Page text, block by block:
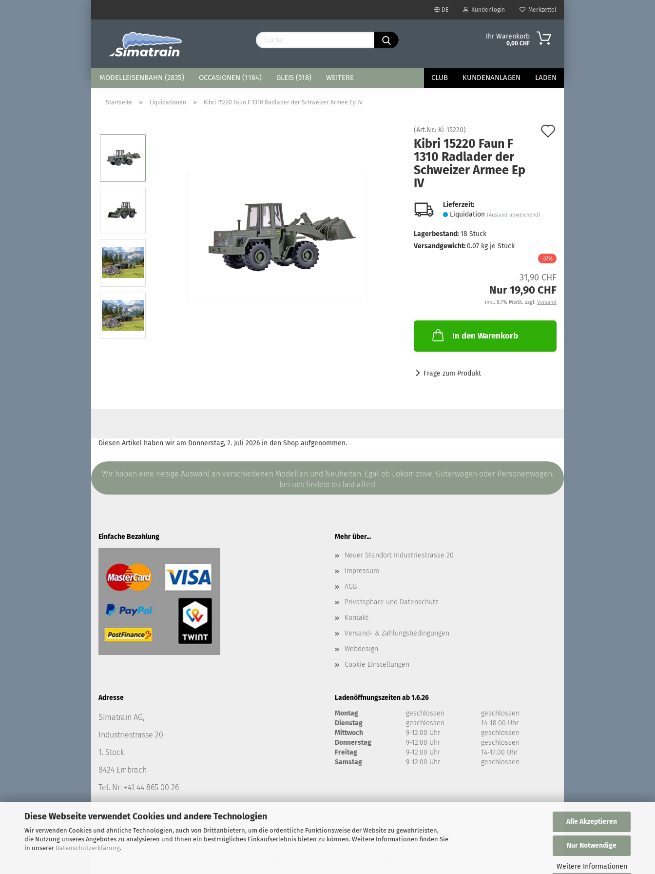
Diese Webseite verwendet Cookies und andere Technologien
Wir verwenden Cookies und ähnliche Technologien, auch von Drittanbietern, um die ordentliche Funktionsweise der Website zu gewährleisten,
die Nutzung unseres Angebotes zu analysieren und Ihnen ein bestmögliches Einkaufserlebnis bieten zu können. Weitere Informationen finden Sie
in unserer Datenschutzerklärung.
Alle Akzeptieren
Nur Notwendige
Weitere Informationen
DE
Sprache auswählen
Kundenlogin
Passwort vergessen?
Merkzettel
Ihr Warenkorb
0,00 CHF
MODELLEISENBAHN (2835) OCCASIONEN (1164) GLEIS (518) CLUB KUNDENANLAGEN LADEN
WEITERE
Startseite » Liquidationen » Kibri 15220 Faun F 1310 Radlader der Schweizer Armee Ep IV
(Art.Nr.: Ki-15220)
Kibri 15220 Faun F
1310 Radlader der
Schweizer Armee Ep
IV
Lieferzeit:
Liquidation (Ausland abweichend)
Lagerbestand: 18 Stück
Versandgewicht:0.07kg je Stück
-37%
31,90 CHF
Nur 19,90 CHF
inkl. 8.1% MwSt. zzgl. Versand
In den Warenkorb
Frage zum Produkt
Diesen Artikel haben wir am Donnerstag, 2. Juli 2026 in den Shop aufgenommen.
Wir haben eine riesige Auswahl an verschiedenen Modellen und Neuheiten. Egal ob Lokomotive, Güterwagen oder Personenwagen,
bei uns findest du fast alles!
Einfache Bezahlung Mehr über...
Neuer Standort Industriestrasse 20
Impressum
AGB
Privatsphäre und Datenschutz
Kontakt
Versand- & Zahlungsbedingungen
Webdesign
Cookie Einstellungen
Adresse
Simatrain AG,
Industriestrasse 20
1. Stock
8424 Embrach
Tel. Nr: +41 44 865 00 26
Ladenöffnungszeiten ab 1.6.26
Montag
geschlossen
geschlossen
Dienstag
geschlossen
14-18.00 Uhr
Mittwoch
9-12.00 Uhr
geschlossen
Donnerstag
9-12.00 Uhr
geschlossen
Freitag
9-12.00 Uhr
14-17.00 Uhr
Samstag
9-12.00 Uhr geschlossen